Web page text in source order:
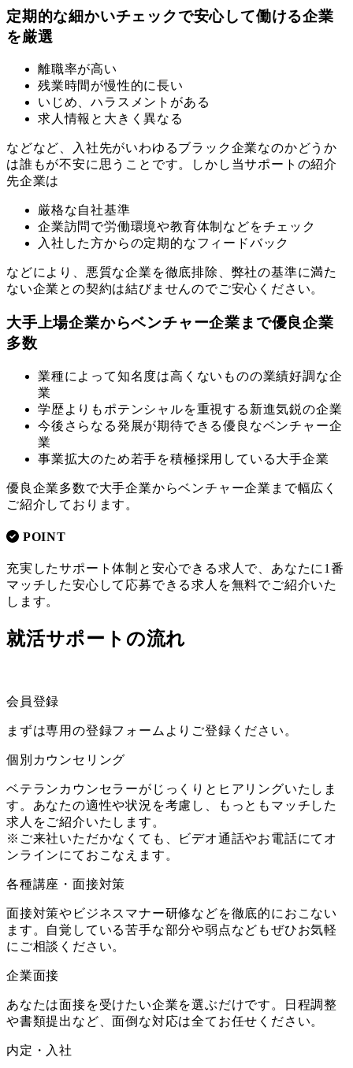
定期的な細かいチェックで安心して働ける企業
を厳選
離職率が高い
残業時間が慢性的に長い
いじめ、ハラスメントがある
求人情報と大きく異なる
などなど、入社先がいわゆるブラック企業なのかどうか
は誰もが不安に思うことです。しかし当サポートの紹介
先企業は
厳格な自社基準
企業訪問で労働環境や教育体制などをチェック
入社した方からの定期的なフィードバック
などにより、悪質な企業を徹底排除、弊社の基準に満た
ない企業との契約は結びませんのでご安心ください。
大手上場企業からベンチャー企業まで優良企業
多数
業種によって知名度は高くないものの業績好調な企
業
学歴よりもポテンシャルを重視する新進気鋭の企業
今後さらなる発展が期待できる優良なベンチャー企
業
事業拡大のため若手を積極採用している大手企業
優良企業多数で大手企業からベンチャー企業まで幅広く
ご紹介しております。
POINT
充実したサポート体制と安心できる求人で、あなたに1番
マッチした安心して応募できる求人を無料でご紹介いた
します。
就活サポートの流れ
会員登録
まずは専用の登録フォームよりご登録ください。
個別カウンセリング
ベテランカウンセラーがじっくりとヒアリングいたしま
す。あなたの適性や状況を考慮し、もっともマッチした
求人をご紹介いたします。
※ご来社いただかなくても、ビデオ通話やお電話にてオ
ンラインにておこなえます。
各種講座・面接対策
面接対策やビジネスマナー研修などを徹底的におこない
ます。自覚している苦手な部分や弱点などもぜひお気軽
にご相談ください。
企業面接
あなたは面接を受けたい企業を選ぶだけです。日程調整
や書類提出など、面倒な対応は全てお任せください。
内定・入社